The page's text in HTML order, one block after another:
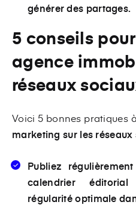
générer des partages.
5 conseils
agence
réseaux
Voici 5 bonnes pratiques
marketing sur les
Publiez
calendrier
régularité optimale